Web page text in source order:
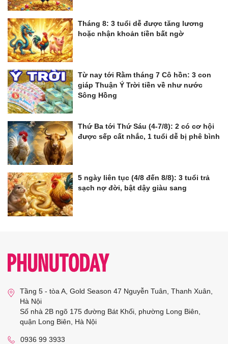
Tháng 8: 3 tuổi dễ được tăng lương
hoặc nhận khoản tiền bất ngờ
Từ nay tới Rằm tháng 7 Cô hồn: 3 con
giáp Thuận Ý Trời tiền về như nước
Sông Hồng
Thứ Ba tới Thứ Sáu (4-7/8): 2 có cơ hội
được sếp cất nhắc, 1 tuổi dễ bị phê bình
5 ngày liên tục (4/8 đến 8/8): 3 tuổi trả
sạch nợ đời, bật dậy giàu sang
Tầng 5 - tòa A, Gold Season 47 Nguyễn Tuân, Thanh Xuân,
Hà Nội
Số nhà 2B ngõ 175 đường Bát Khối, phường Long Biên,
quận Long Biên, Hà Nội
0936 99 3933